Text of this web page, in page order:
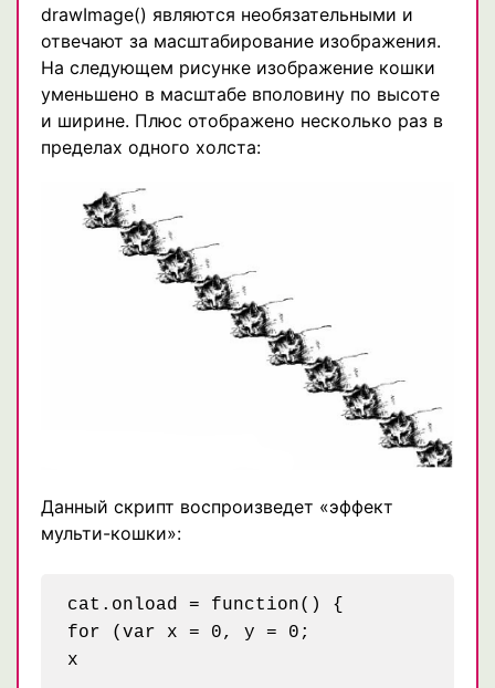
drawImage() являются необязательными и
отвечают за масштабирование изображения.
На следующем рисунке изображение кошки
уменьшено в масштабе вполовину по высоте
и ширине. Плюс отображено несколько раз в
пределах одного холста:
Данный скрипт воспроизведет «эффект
мульти-кошки»:
cat.onload = function() {
for (var x = 0, y = 0;